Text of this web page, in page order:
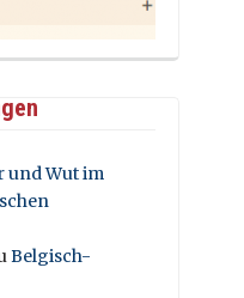
und Wut im
Belgisch-